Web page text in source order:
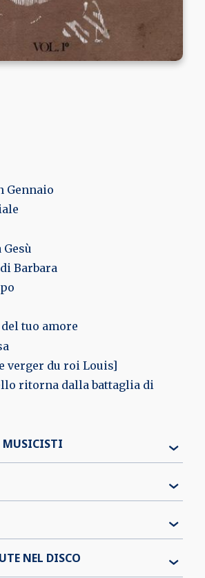
Gennaio
Barbara
tuo amore
verger du roi Louis]
ritorna dalla battaglia di
MUSICISTI
NEL DISCO